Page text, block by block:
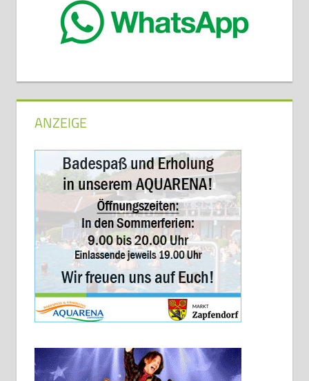
ANZEIGE